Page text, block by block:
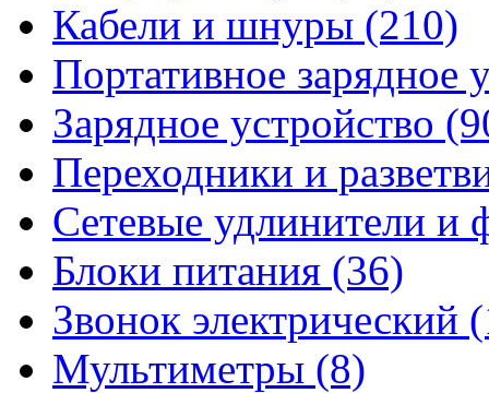
Кабели и шнуры (210)
Портативное зарядное
Зарядное устройство
Переходники и
Сетевые удлинители и
Блоки питания (36)
Звонок электрический
Мультиметры (8)